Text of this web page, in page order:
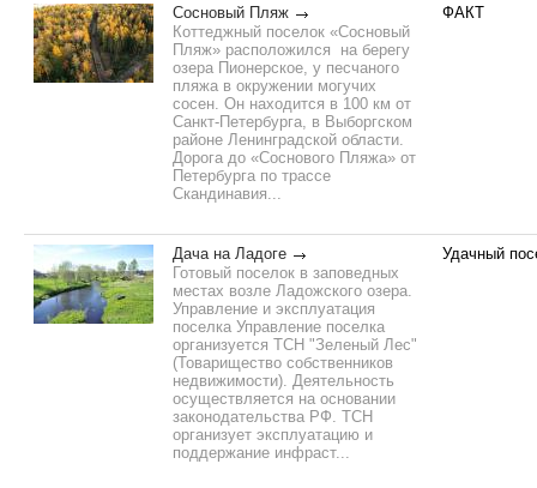
Сосновый Пляж
Коттеджный поселок «Сосновый
Пляж» расположился на берегу
озера Пионерское, у песчаного
пляжа в окружении могучих
сосен. Он находится в 100 км от
Санкт-Петербурга, в Выборгском
районе Ленинградской области.
Дорога до «Соснового Пляжа» от
Петербурга по трассе
Скандинавия...
ФАКТ
Дача на Ладоге
Готовый поселок в заповедных
местах возле Ладожского озера.
Управление и эксплуатация
поселка Управление поселка
организуется ТСН "Зеленый Лес"
(Товарищество собственников
недвижимости). Деятельность
осуществляется на основании
законодательства РФ. ТСН
организует эксплуатацию и
поддержание инфраст...
Удачный